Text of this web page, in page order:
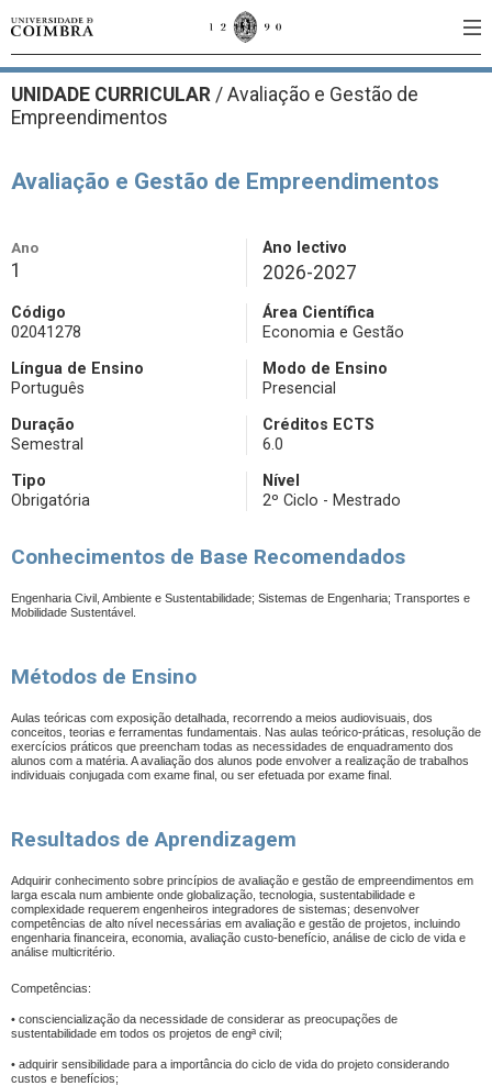
UNIDADE CURRICULAR / Avaliação e Gestão de
Empreendimentos
Avaliação e Gestão de Empreendimentos
Ano
1
Ano lectivo
2026-2027
Código
02041278
Área Científica
Economia e Gestão
Língua de Ensino
Português
Modo de Ensino
Presencial
Duração
Semestral
Créditos ECTS
6.0
Tipo
Obrigatória
Nível
2º Ciclo - Mestrado
Conhecimentos de Base Recomendados
Engenharia Civil, Ambiente e Sustentabilidade; Sistemas de Engenharia; Transportes e
Mobilidade Sustentável.
Métodos de Ensino
Aulas teóricas com exposição detalhada, recorrendo a meios audiovisuais, dos
conceitos, teorias e ferramentas fundamentais. Nas aulas teórico-práticas, resolução de
exercícios práticos que preencham todas as necessidades de enquadramento dos
alunos com a matéria. A avaliação dos alunos pode envolver a realização de trabalhos
individuais conjugada com exame final, ou ser efetuada por exame final.
Resultados de Aprendizagem
Adquirir conhecimento sobre princípios de avaliação e gestão de empreendimentos em
larga escala num ambiente onde globalização, tecnologia, sustentabilidade e
complexidade requerem engenheiros integradores de sistemas; desenvolver
competências de alto nível necessárias em avaliação e gestão de projetos, incluindo
engenharia financeira, economia, avaliação custo-benefício, análise de ciclo de vida e
análise multicritério.
Competências:
• consciencialização da necessidade de considerar as preocupações de
sustentabilidade em todos os projetos de engª civil;
• adquirir sensibilidade para a importância do ciclo de vida do projeto considerando
custos e benefícios;